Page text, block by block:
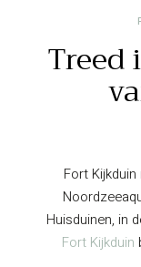
Treed
Fort
Huisduinen, in
Fort Kijkduin